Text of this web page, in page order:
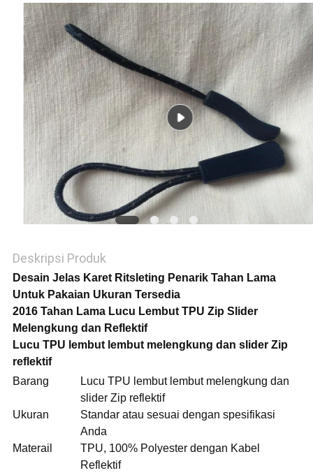
VR
SHOW
SITEMAP
KEBIJAKAN
PRIVASI
Deskripsi Produk
Desain Jelas Karet Ritsleting Penarik Tahan Lama
Untuk Pakaian Ukuran Tersedia
2016 Tahan Lama Lucu Lembut TPU Zip Slider
Melengkung dan Reflektif
Lucu TPU lembut lembut melengkung dan slider Zip
reflektif
Barang
Lucu TPU lembut lembut melengkung dan
slider Zip reflektif
Ukuran
Standar atau sesuai dengan spesifikasi
Anda
Materail
TPU, 100% Polyester dengan Kabel
Reflektif